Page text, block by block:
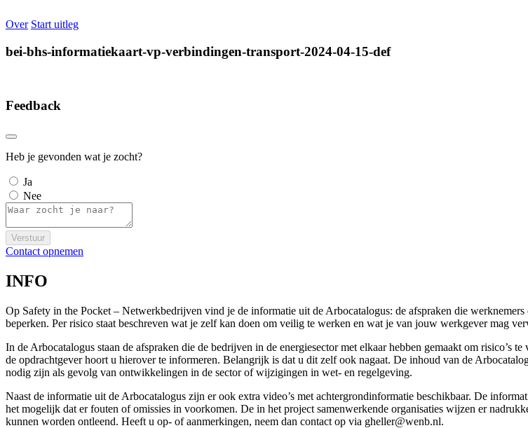
Over Start uitleg
bei-bhs-informatiekaart-vp-verbindingen-transport-2024-04-15-def
Feedback
Heb je gevonden wat je zocht?
Ja
Nee
Verstuur
Contact opnemen
INFO
Op Safety in the Pocket – Netwerkbedrijven vind je de informatie uit de Arbocatalogus: de afspraken die
beperken. Per risico staat beschreven wat je zelf kan doen om veilig te werken en wat je van jouw werkgever mag
In de Arbocatalogus staan de afspraken die de bedrijven in de energiesector met elkaar hebben gemaakt om
de opdrachtgever hoort u hierover te informeren. Belangrijk is dat u dit zelf ook nagaat. De inhoud van de
nodig zijn als gevolg van ontwikkelingen in de sector of wijzigingen in wet- en regelgeving.
Naast de informatie uit de Arbocatalogus zijn er ook extra video’s met achtergrondinformatie beschikbaar. De
het mogelijk dat er fouten of omissies in voorkomen. De in het project samenwerkende organisaties wijzen er
kunnen worden ontleend. Heeft u op- of aanmerkingen, neem dan contact op via gheller@wenb.nl.